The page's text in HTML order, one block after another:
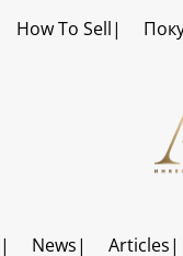
How To Sell
News Articles